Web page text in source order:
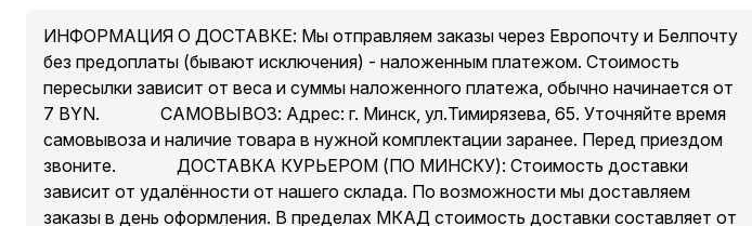
Оснащена сабвуфером и двумя твиттерами с мощнейшим басом, но в тоже время
кристально чистыми и прозрачными средними и высокими частотами. Данная колонка
отлично подойдёт для проведения праздников как дома, так и на улице.
Модель также даёт возможность подключения к колонке одного проводного
микрофона. Для караоке достаточно подключить к колонке телефон, планшет или
телевизор с интернетом, найти на YouTube любимую песню, добавив в поисковом
запросе к названию песни слово «караоке», и начать петь и развлекаться в компании
друзей!
ИНФОРМАЦИЯ О ДОСТАВКЕ: Мы отправляем заказы через Европочту и Белпочту
без предоплаты (бывают исключения) - наложенным платежом. Стоимость
пересылки зависит от веса и суммы наложенного платежа, обычно начинается от
7 BYN. ⠀⠀⠀⠀ САМОВЫВОЗ: Адрес: г. Минск, ул.Тимирязева, 65. Уточняйте время
самовывоза и наличие товара в нужной комплектации заранее. Перед приездом
звоните. ⠀⠀⠀⠀ ДОСТАВКА КУРЬЕРОМ (ПО МИНСКУ): Стоимость доставки
зависит от удалённости от нашего склада. По возможности мы доставляем
заказы в день оформления. В пределах МКАД стоимость доставки составляет от